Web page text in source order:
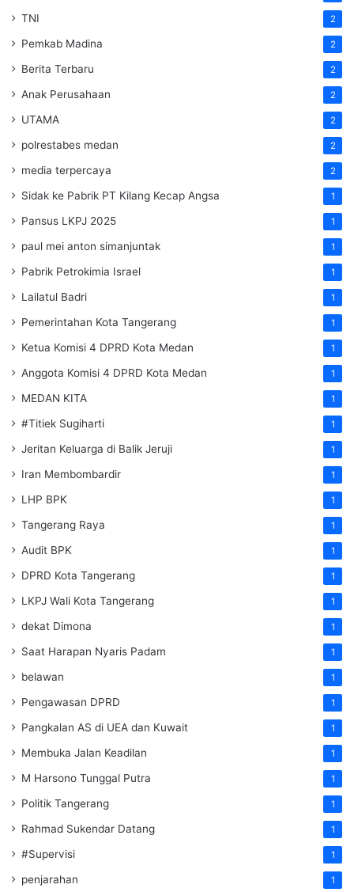
TNI 2
Pemkab Madina 2
Berita Terbaru 2
Anak Perusahaan 2
UTAMA 2
polrestabes medan 2
media terpercaya 2
Sidak ke Pabrik PT Kilang Kecap Angsa 1
Pansus LKPJ 2025 1
paul mei anton simanjuntak 1
Pabrik Petrokimia Israel 1
Lailatul Badri 1
Pemerintahan Kota Tangerang 1
Ketua Komisi 4 DPRD Kota Medan 1
Anggota Komisi 4 DPRD Kota Medan 1
MEDAN KITA 1
#Titiek Sugiharti 1
Jeritan Keluarga di Balik Jeruji 1
Iran Membombardir 1
LHP BPK 1
Tangerang Raya 1
Audit BPK 1
DPRD Kota Tangerang 1
LKPJ Wali Kota Tangerang 1
dekat Dimona 1
Saat Harapan Nyaris Padam 1
belawan 1
Pengawasan DPRD 1
Pangkalan AS di UEA dan Kuwait 1
Membuka Jalan Keadilan 1
M Harsono Tunggal Putra 1
Politik Tangerang 1
Rahmad Sukendar Datang 1
#Supervisi 1
penjarahan 1